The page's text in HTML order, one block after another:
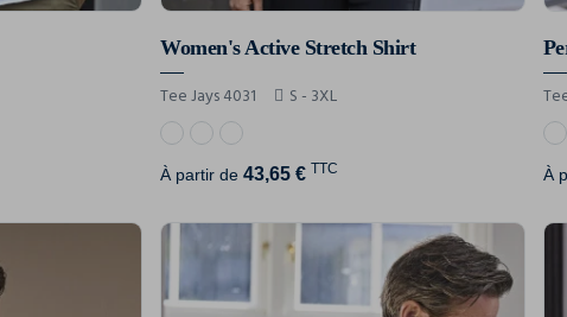
Women's Active Stretch Shirt
Tee Jays 4031 S - 3XL
À partir de43,65 € TTC À